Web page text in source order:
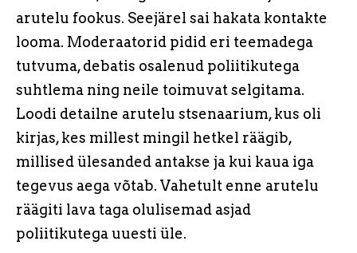
arutelu fookus. Seejärel sai hakata kontakte
looma. Moderaatorid pidid eri teemadega
tutvuma, debatis osalenud poliitikutega
suhtlema ning neile toimuvat selgitama.
Loodi detailne arutelu stsenaarium, kus oli
kirjas, kes millest mingil hetkel räägib,
millised ülesanded antakse ja kui kaua iga
tegevus aega võtab. Vahetult enne arutelu
räägiti lava taga olulisemad asjad
poliitikutega uuesti üle.